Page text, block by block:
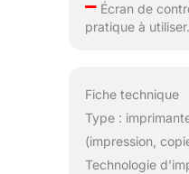
–Écran de
pratique à utiliser.
Fiche technique
Type :
(impression,
Technologie